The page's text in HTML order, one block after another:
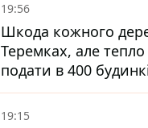
19:56
Шкода кожного
Теремках, але
подати в 400
депутатка Київради
19:15